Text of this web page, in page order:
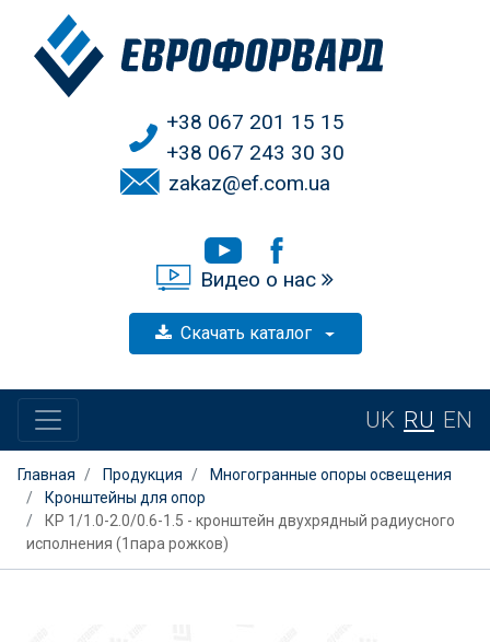
+38 067 201 15 15
+38 067 243 30 30
zakaz@ef.com.ua
Видео о нас
Скачать каталог
UK RU EN
Главная Продукция
Многогранные опоры освещения
Кронштейны для опор
КР 1/1.0-2.0/0.6-1.5 - кронштейн двухрядный радиусного
исполнения (1пара рожков)